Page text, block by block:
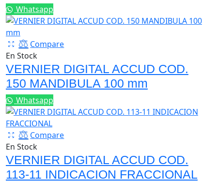
Whatsapp
Compare
En Stock
VERNIER DIGITAL ACCUD COD.
150 MANDIBULA 100 mm
Whatsapp
Compare
En Stock
VERNIER DIGITAL ACCUD COD.
113-11 INDICACION FRACCIONAL